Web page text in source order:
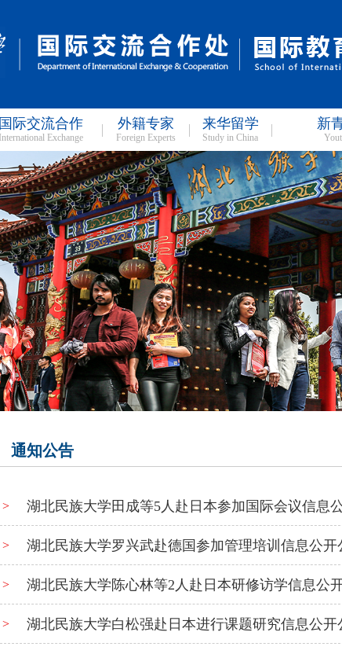
国际交流合作
International Exchange
外籍专家
Foreign Experts
来华留学
Study in China
新
通知公告
> 湖北民族大学田成等5人赴日本参加国际会议信息
> 湖北民族大学罗兴武赴德国参加管理培训信息公开
> 湖北民族大学陈心林等2人赴日本研修访学信息公
> 湖北民族大学白松强赴日本进行课题研究信息公开